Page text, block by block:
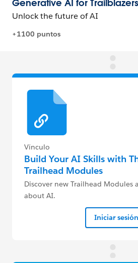
Vínculo
Build Your AI Skills with
Trailhead Modules
Discover new Trailhead Modules
about AI.
Iniciar